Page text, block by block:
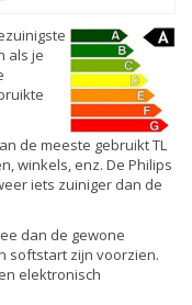
als je
de meeste gebruikt TL
winkels, enz. De Philips
iets zuiniger dan de
dan de gewone
softstart zijn voorzien.
elektronisch